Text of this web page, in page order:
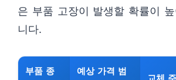
은 부품 고장이 발생할 확률이
니다.
부품 종
예상 가격 범